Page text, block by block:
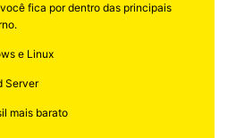
fica por dentro das principais
e Linux
Server
mais barato